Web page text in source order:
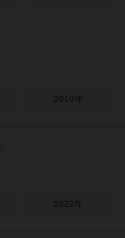
2019年
2022年